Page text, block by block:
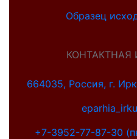
Образец
664035, Россия, г.
+7-3952-77-87-30